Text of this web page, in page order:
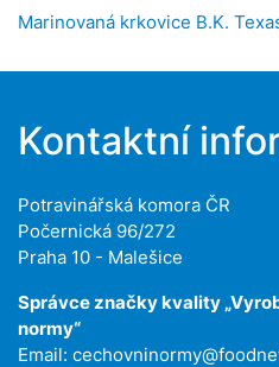
Marinovaná krkovice B.K.
Kontaktní
Potravinářská komora ČR
Počernická 96/272
Praha 10 - Malešice
Správce značky kvality
normy“
Email: